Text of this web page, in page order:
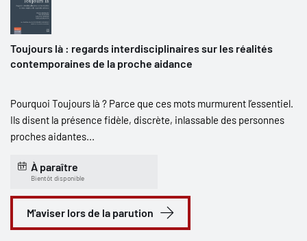
Toujours là : regards interdisciplinaires sur les réalités
contemporaines de la proche aidance
Pourquoi Toujours là ? Parce que ces mots murmurent l’essentiel.
Ils disent la présence fidèle, discrète, inlassable des personnes
proches aidantes...
À paraître
Bientôt disponible
M'aviser lors de la parution